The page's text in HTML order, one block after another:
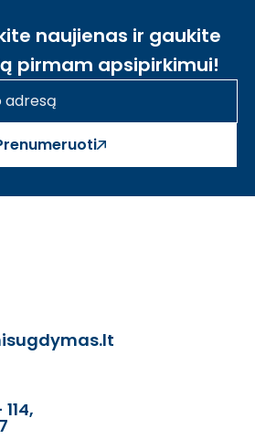
naujienas ir gaukite
pirmam apsipirkimui!